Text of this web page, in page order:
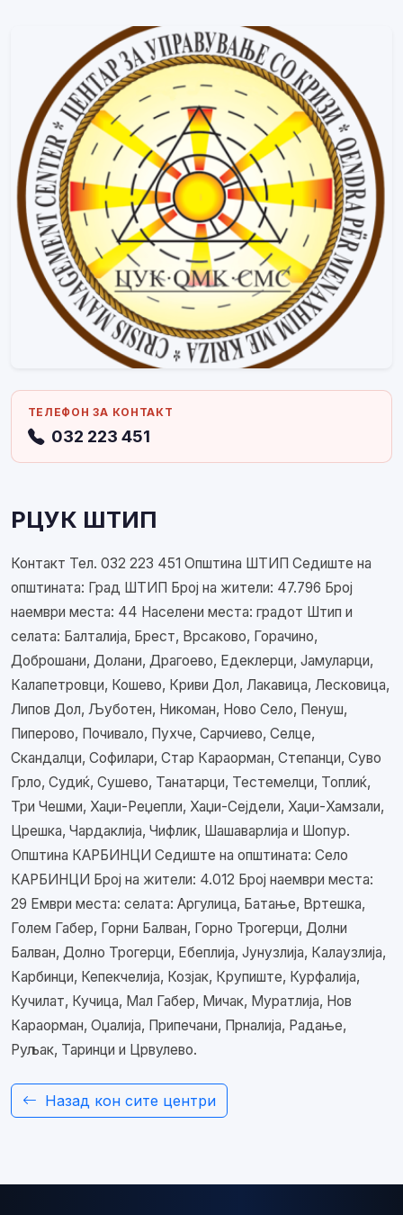
ТЕЛЕФОН ЗА КОНТАКТ
032 223 451
РЦУК ШТИП
Контакт Тел. 032 223 451 Општина ШТИП Седиште на
општината: Град ШТИП Број на жители: 47.796 Број
наември места: 44 Населени места: градот Штип и
селата: Балталија, Брест, Врсаково, Горачино,
Доброшани, Долани, Драгоево, Едеклерци, Јамуларци,
Калапетровци, Кошево, Криви Дол, Лакавица, Лесковица,
Липов Дол, Љуботен, Никоман, Ново Село, Пенуш,
Пиперово, Почивало, Пухче, Сарчиево, Селце,
Скандалци, Софилари, Стар Караорман, Степанци, Суво
Грло, Судиќ, Сушево, Танатарци, Тестемелци, Топлиќ,
Три Чешми, Хаџи-Реџепли, Хаџи-Сејдели, Хаџи-Хамзали,
Црешка, Чардаклија, Чифлик, Шашаварлија и Шопур.
Општина КАРБИНЦИ Седиште на општината: Село
КАРБИНЦИ Број на жители: 4.012 Број наември места:
29 Ември места: селата: Аргулица, Батање, Вртешка,
Голем Габер, Горни Балван, Горно Трогерци, Долни
Балван, Долно Трогерци, Ебеплија, Јунузлија, Калаузлија,
Карбинци, Кепекчелија, Козјак, Крупиште, Курфалија,
Кучилат, Кучица, Мал Габер, Мичак, Муратлија, Нов
Караорман, Оџалија, Припечани, Прналија, Радање,
Руљак, Таринци и Црвулево.
Назад кон сите центри